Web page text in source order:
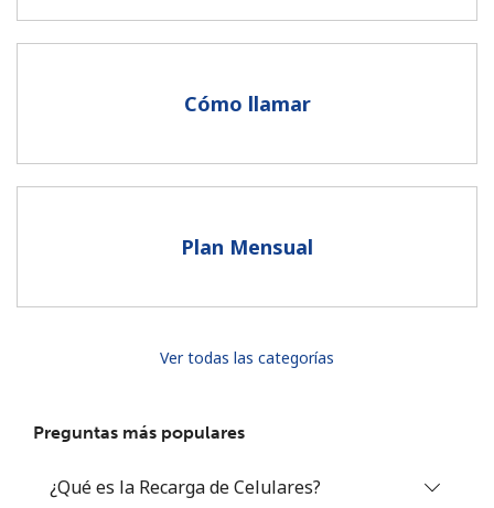
Al abrir una cuenta en este sitio web, estoy de acuerdo con
Cómo llamar
Plan Mensual
Ver todas las categorías
Preguntas más populares
¿Qué es la Recarga de Celulares?